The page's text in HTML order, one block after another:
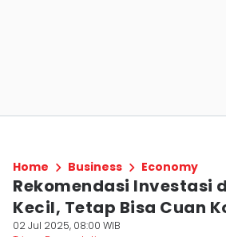
Home Business Economy
Rekomendasi Investasi
Kecil, Tetap Bisa Cuan
02 Jul 2025, 08:00 WIB